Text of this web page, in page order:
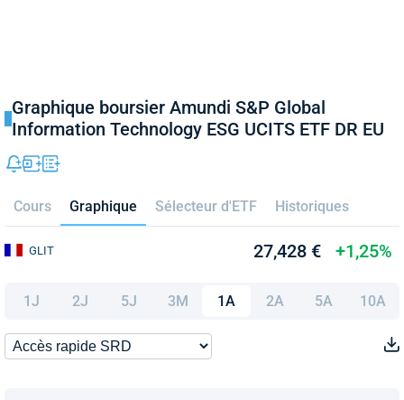
Graphique boursier Amundi S&P Global
Information Technology ESG UCITS ETF DR EU
Cours Graphique Sélecteur d'ETF Historiques
GLIT 27,428 € +1,25%
1J 2J 5J 3M 1A 2A 5A 10A